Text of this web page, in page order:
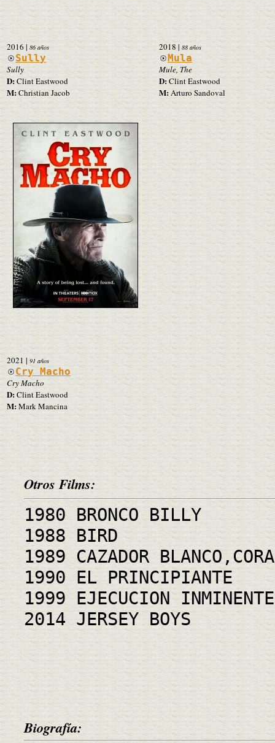
2016| 86 años
Sully
Sully
D: Clint Eastwood
M:Christian Jacob
2018| 88 años
Mula
Mule, The
D:Clint Eastwood
M:Arturo Sandoval
2021 | 91 años
Cry Macho
Cry Macho
D:Clint Eastwood
M:Mark Mancina
Otros Films:
1980 BRONCO BILLY
1988 BIRD
1989 CAZADOR
1990 EL PRINCIPIANTE
1999 EJECUCION INMINENTE
2014 JERSEY BOYS
Biografía: